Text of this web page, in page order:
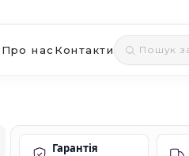
Про нас Контакти
Гарантія